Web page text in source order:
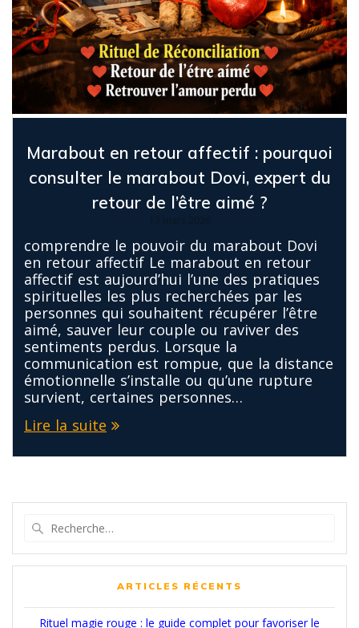
Marabout en retour affectif : pourquoi
consulter le marabout Dovi, expert du
retour de l’être aimé ?
comprendre le pouvoir du marabout Dovi
en retour affectif Le marabout en retour
affectif est aujourd’hui l’une des pratiques
spirituelles les plus recherchées par les
personnes qui souhaitent récupérer l’être
aimé, sauver leur couple ou raviver des
sentiments perdus. Lorsque la
communication est rompue, que la distance
émotionnelle s’installe ou qu’une rupture
survient, certaines personnes…
Lire la suite
:
ARTICLES RÉCENTS
Rituel magie rouge : le guide complet pour favoriser le